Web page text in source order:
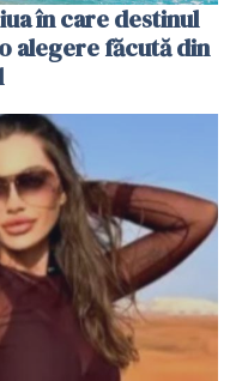
în care destinul
alegere făcută din